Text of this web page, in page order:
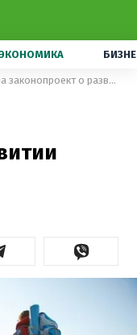
ЭКОНОМИКА
Рада поддержала законопроект о развитии туризма